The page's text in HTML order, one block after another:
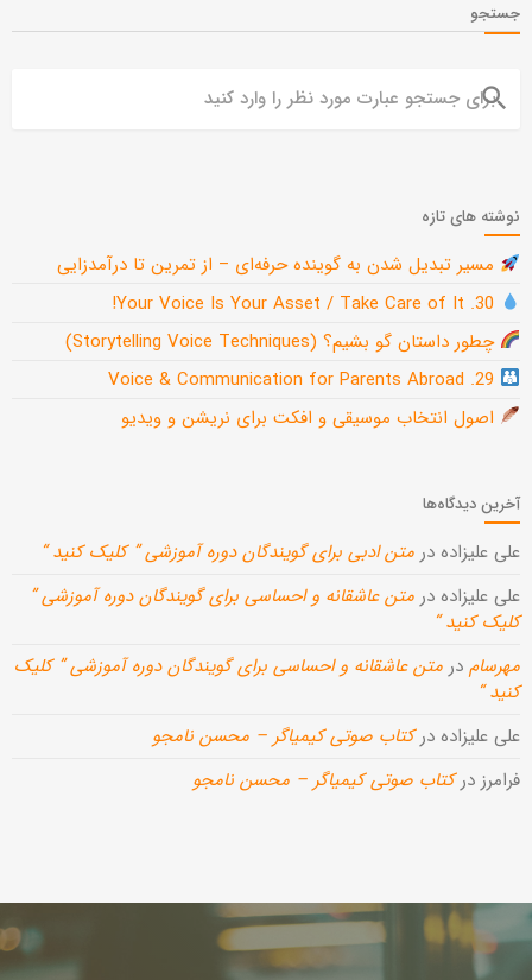
جستجو
search
نوشته های تازه
مسیر تبدیل شدن به گوینده حرفه‌ای – از تمرین تا درآمدزایی
چطور داستان گو بشیم؟ (Storytelling Voice Techniques)
اصول انتخاب موسیقی و افکت برای نریشن و ویدیو
آخرین دیدگاه‌ها
علی علیزاده در متن ادبی برای گویندگان دوره آموزشی ” کلیک کنید “
علی علیزاده در متن عاشقانه و احساسی برای گویندگان دوره آموزشی ”
کلیک کنید “
مهرسام در متن عاشقانه و احساسی برای گویندگان دوره آموزشی ” کلیک
کنید “
علی علیزاده درکتاب صوتی کیمیاگر – محسن نامجو
فرامرز درکتاب صوتی کیمیاگر – محسن نامجو